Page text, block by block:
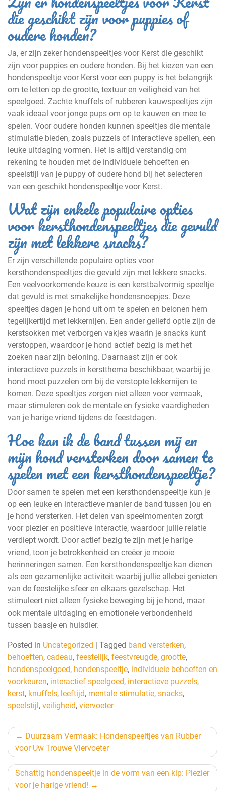
die geschikt zijn voor puppies of
oudere honden?
Ja, er zijn zeker hondenspeeltjes voor Kerst die geschikt
zijn voor puppies en oudere honden. Bij het kiezen van een
hondenspeeltje voor Kerst voor een puppy is het belangrijk
om te letten op de grootte, textuur en veiligheid van het
speelgoed. Zachte knuffels of rubberen kauwspeeltjes zijn
vaak ideaal voor jonge pups om op te kauwen en mee te
spelen. Voor oudere honden kunnen speeltjes die mentale
stimulatie bieden, zoals puzzels of interactieve spellen, een
leuke uitdaging vormen. Het is altijd verstandig om
rekening te houden met de individuele behoeften en
speelstijl van je puppy of oudere hond bij het selecteren
van een geschikt hondenspeeltje voor Kerst.
Wat zijn enkele populaire opties
voor kersthondenspeeltjes die gevuld
zijn met lekkere snacks?
Er zijn verschillende populaire opties voor
kersthondenspeeltjes die gevuld zijn met lekkere snacks.
Een veelvoorkomende keuze is een kerstbalvormig speeltje
dat gevuld is met smakelijke hondensnoepjes. Deze
speeltjes dagen je hond uit om te spelen en belonen hem
tegelijkertijd met lekkernijen. Een ander geliefd optie zijn de
kerstsokken met verborgen vakjes waarin je snacks kunt
verstoppen, waardoor je hond actief bezig is met het
zoeken naar zijn beloning. Daarnaast zijn er ook
interactieve puzzels in kerstthema beschikbaar, waarbij je
hond moet puzzelen om bij de verstopte lekkernijen te
komen. Deze speeltjes zorgen niet alleen voor vermaak,
maar stimuleren ook de mentale en fysieke vaardigheden
van je harige vriend tijdens de feestdagen.
Hoe kan ik de band tussen mij en
mijn hond versterken door samen te
spelen met een kersthondenspeeltje?
Door samen te spelen met een kersthondenspeeltje kun je
op een leuke en interactieve manier de band tussen jou en
je hond versterken. Het delen van speelmomenten zorgt
voor plezier en positieve interactie, waardoor jullie relatie
verdiept wordt. Door actief bezig te zijn met je harige
vriend, toon je betrokkenheid en creëer je mooie
herinneringen samen. Een kersthondenspeeltje kan dienen
als een gezamenlijke activiteit waarbij jullie allebei genieten
van de feestelijke sfeer en elkaars gezelschap. Het
stimuleert niet alleen fysieke beweging bij je hond, maar
ook mentale uitdaging en emotionele verbondenheid
tussen baasje en huisdier.
Posted in Uncategorized | Tagged band versterken,
behoeften, cadeau, feestelijk, feestvreugde, grootte,
hondenspeelgoed, hondenspeeltje, individuele behoeften en
voorkeuren, interactief speelgoed, interactieve puzzels,
kerst, knuffels, leeftijd, mentale stimulatie, snacks,
speelstijl, veiligheid, viervoeter
Berichtnavigatie
Duurzaam Vermaak: Hondenspeeltjes van Rubber
voor Uw Trouwe Viervoeter
Schattig hondenspeeltje in de vorm van een kip: Plezier
voor je harige vriend!